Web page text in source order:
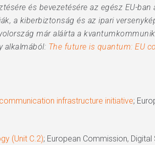
és bevezetésére az egész EU-ban
a kiberbiztonság és az ipari
már aláírta a
alkalmából: The future is quantum: EU
infrastructure initiative;
(Unit C.2); European Commission,